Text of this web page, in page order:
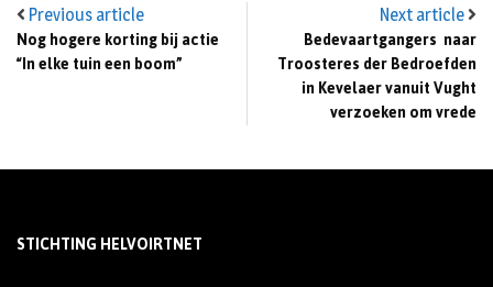
Previous article
Nog hogere korting bij actie
“In elke tuin een boom”
Next article
Bedevaartgangers naar
Troosteres der Bedroefden
in Kevelaer vanuit Vught
verzoeken om vrede
STICHTING HELVOIRTNET